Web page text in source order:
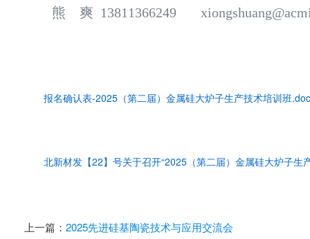
熊 爽 13811366249
报名确认表-2025（第二届）金属硅大炉子生产技术培训班
北新材发【22】号关于召开“2025（第二届）金属硅大炉子生
上一篇： 2025先进硅基陶瓷技术与应用交流会